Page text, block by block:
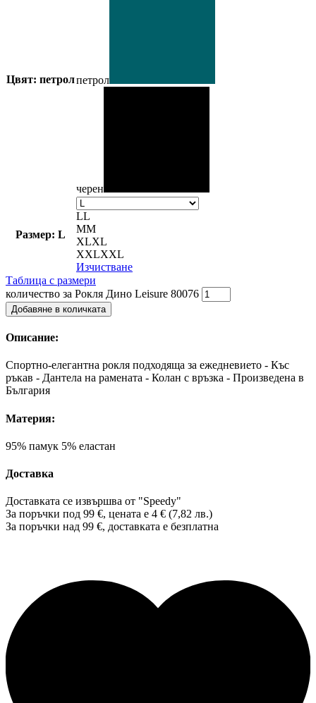
Цвят: петролпетрол
черен
Размер: L
LL
MM
XLXL
XXLXXL
Изчистване
Таблица с размери
количество за Рокля Дино Leisure 80076
Добавяне в количката
Описание:
Спортно-елегантна рокля подходяща за ежедневието - Къс
ръкав - Дантела на рамената - Колан с връзка - Произведена в
България
Материя:
95% памук 5% еластан
Доставка
Доставката се извършва от "Speedy"
За поръчки под 99 €, цената е 4 € (7,82 лв.)
За поръчки над 99 €, доставката е безплатна